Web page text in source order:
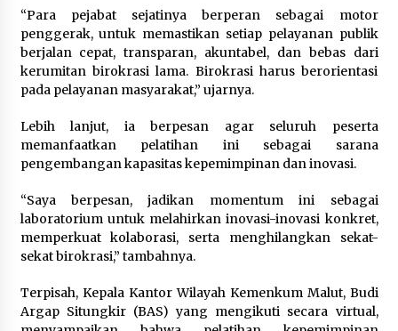
Gratis dan Penguatan Royalti
6 Agustus 2026
Dikunjungi PWI, Wawan Fauzi: Peran
Media Bisa Berdampak Besar
hingga Fatal
6 Agustus 2026
“Para pejabat sejatinya berperan sebagai motor
penggerak, untuk memastikan setiap pelayanan publik
berjalan cepat, transparan, akuntabel, dan bebas dari
kerumitan birokrasi lama. Birokrasi harus berorientasi
pada pelayanan masyarakat,” ujarnya.
Lebih lanjut, ia berpesan agar seluruh peserta
memanfaatkan pelatihan ini sebagai sarana
pengembangan kapasitas kepemimpinan dan inovasi.
“Saya berpesan, jadikan momentum ini sebagai
laboratorium untuk melahirkan inovasi-inovasi konkret,
memperkuat kolaborasi, serta menghilangkan sekat-
sekat birokrasi,” tambahnya.
Terpisah, Kepala Kantor Wilayah Kemenkum Malut, Budi
Argap Situngkir (BAS) yang mengikuti secara virtual,